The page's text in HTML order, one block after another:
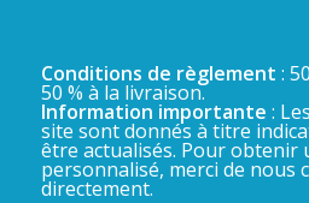
Conditions de règlement :
50 % à la livraison.
Information importante :
site sont donnés à titre
être actualisés. Pour obtenir
personnalisé, merci de nous
directement.